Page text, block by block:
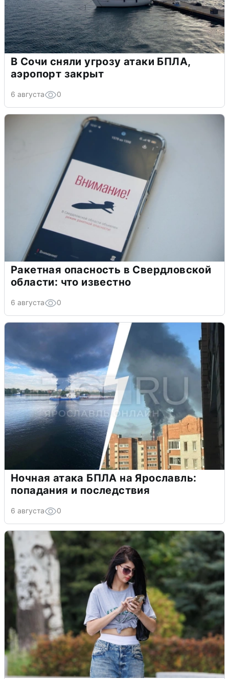
В Сочи сняли угрозу атаки БПЛА,
аэропорт закрыт
6 августа 0
Ракетная опасность в Свердловской
области: что известно
6 августа 0
Ночная атака БПЛА на Ярославль:
попадания и последствия
6 августа 0